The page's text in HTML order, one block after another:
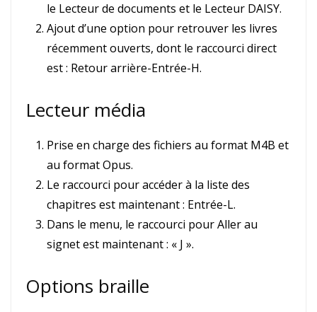
le Lecteur de documents et le Lecteur DAISY.
Ajout d’une option pour retrouver les livres
récemment ouverts, dont le raccourci direct
est : Retour arrière-Entrée-H.
Lecteur média
Prise en charge des fichiers au format M4B et
au format Opus.
Le raccourci pour accéder à la liste des
chapitres est maintenant : Entrée-L.
Dans le menu, le raccourci pour Aller au
signet est maintenant : « J ».
Options braille